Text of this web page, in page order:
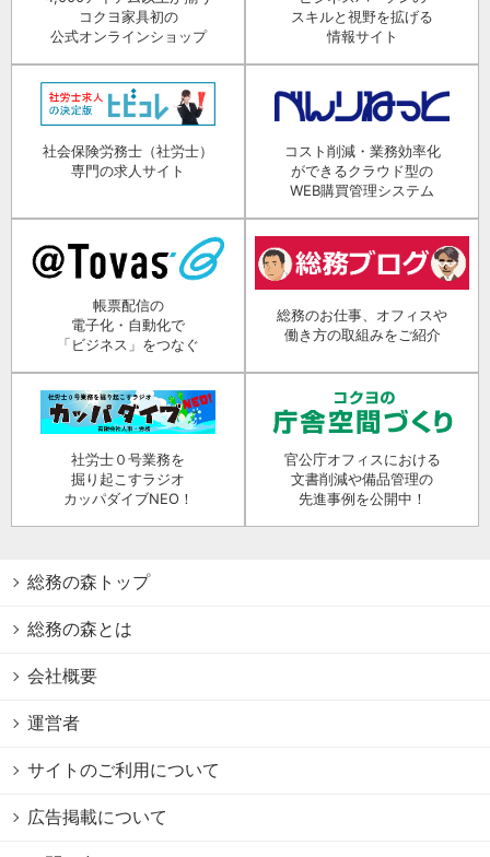
コクヨ家具初の
公式オンラインショップ
スキルと視野を拡げる
情報サイト
社会保険労務士（社労士）
専門の求人サイト
コスト削減・業務効率化
ができるクラウド型の
WEB購買管理システム
帳票配信の
電子化・自動化で
「ビジネス」をつなぐ
総務のお仕事、オフィスや
働き方の取組みをご紹介
社労士０号業務を
掘り起こすラジオ
カッパダイブNEO！
官公庁オフィスにおける
文書削減や備品管理の
先進事例を公開中！
総務の森トップ
総務の森とは
会社概要
運営者
サイトのご利用について
広告掲載について